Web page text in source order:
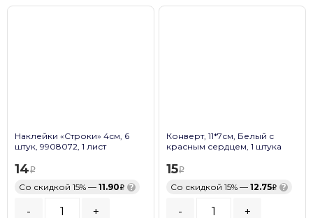
Наклейки «Строки» 4см, 6
штук, 9908072, 1 лист
14
Со скидкой 15% — 11.90 ?
- +
Конверт, 11*7см, Белый с
красным сердцем, 1 штука
15
Со скидкой 15% — 12.75 ?
- +